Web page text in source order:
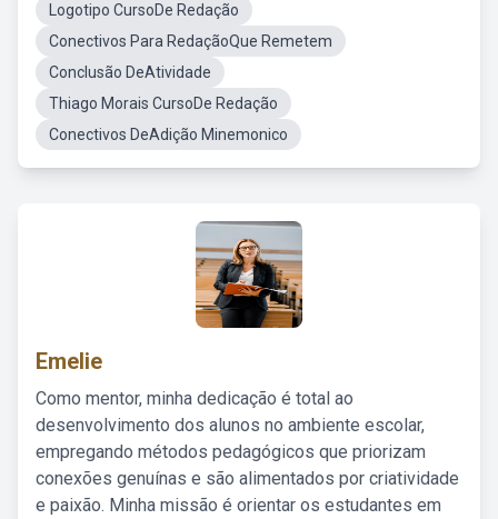
Logotipo CursoDe Redação
Conectivos Para RedaçãoQue Remetem
Conclusão DeAtividade
Thiago Morais CursoDe Redação
Conectivos DeAdição Minemonico
Emelie
Como mentor, minha dedicação é total ao
desenvolvimento dos alunos no ambiente escolar,
empregando métodos pedagógicos que priorizam
conexões genuínas e são alimentados por criatividade
e paixão. Minha missão é orientar os estudantes em